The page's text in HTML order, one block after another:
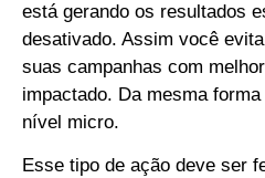
está gerando os resultados
desativado. Assim você
suas campanhas com
impactado. Da mesma
nível micro.
Esse tipo de ação deve ser